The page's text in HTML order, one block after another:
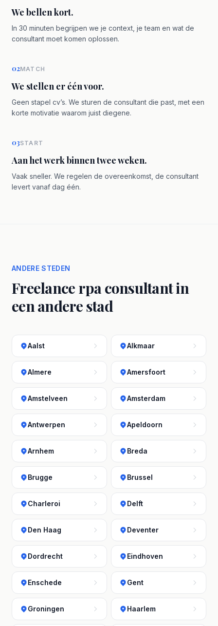
We bellen kort.
In 30 minuten begrijpen we je context, je team en wat de
consultant moet komen oplossen.
02MATCH
We stellen er één voor.
Geen stapel cv’s. We sturen de consultant die past, met een
korte motivatie waarom juist diegene.
03START
Aan het werk binnen twee weken.
Vaak sneller. We regelen de overeenkomst, de consultant
levert vanaf dag één.
ANDERE STEDEN
Freelance rpa consultant in
een andere stad
Aalst Alkmaar
Almere Amersfoort
Amstelveen Amsterdam
Antwerpen Apeldoorn
Arnhem Breda
Brugge Brussel
Charleroi Delft
Den Haag Deventer
Dordrecht Eindhoven
Enschede Gent
Groningen Haarlem